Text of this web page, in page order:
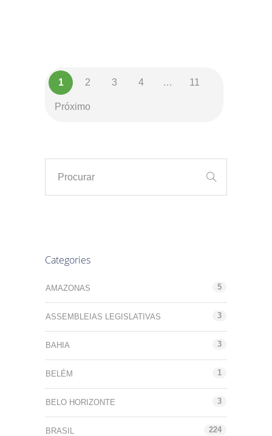
1 2 3 4 … 11
Próximo
Categories
AMAZONAS 5
ASSEMBLEIAS LEGISLATIVAS 3
BAHIA 3
BELÉM 1
BELO HORIZONTE 3
BRASIL 224